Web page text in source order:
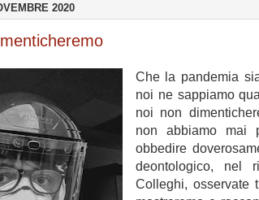
2020
Che la pandemia
noi ne sappiamo
noi non
non abbiamo mai
obbedire
deontologico, nel
Colleghi, osservate